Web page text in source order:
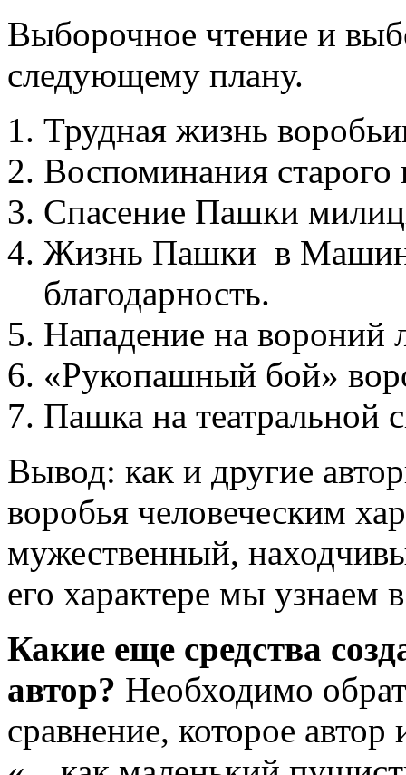
Выборочное чтение и
следующему плану.
Трудная жизнь
Воспоминания
Спасение Пашки
Жизнь Пашки в
благодарность.
Нападение на вороний
«Рукопашный бой»
Пашка на театральной
Вывод: как и другие
воробья человеческим
мужественный,
его характере мы узнаем
Какие еще средства
автор? Необходимо
сравнение, которое автор